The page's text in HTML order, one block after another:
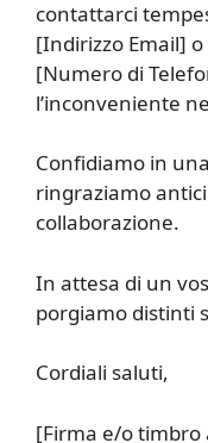
contattarci
[Indirizzo Email]
[Numero di
l’inconveniente
Confidiamo in
ringraziamo
collaborazione.
In attesa di un
porgiamo distinti
Cordiali saluti,
[Firma e/o timbro